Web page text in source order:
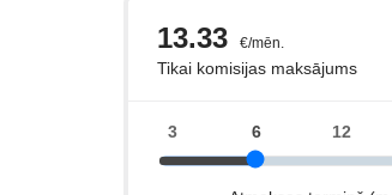
cimdi
daudzums